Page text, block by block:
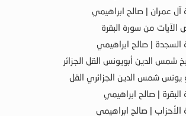
آل عمران | صالح ابراهيمي
الآيات من سورة البقرة
السجدة | صالح ابراهيمي
شمس الدين أبويونس القل الجزائر
يونس شمس الدين الجزائري القل
| صالح ابراهيمي
| صالح ابراهيمي